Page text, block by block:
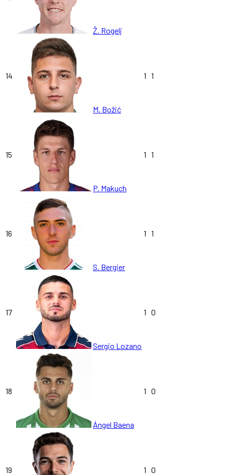
Ž. Rogelj
14
M. Božić
1 1
15
P. Makuch
1 1
16
S. Bergier
1 1
17
Sergio Lozano
1 0
18
Ángel Baena
1 0
19 1 0